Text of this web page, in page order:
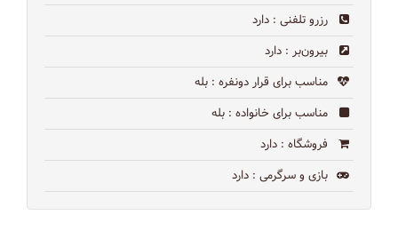
رزرو تلفنی : دارد
بیرون‌بر : دارد
مناسب برای قرار دونفره : بله
مناسب برای خانواده : بله
فروشگاه : دارد
بازی و سرگرمی : دارد